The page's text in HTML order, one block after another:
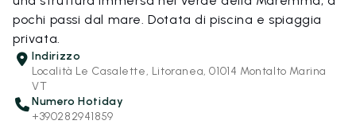
pochi passi dal mare. Dotata di piscina e spiaggia
privata.
Indirizzo
Località Le Casalette, Litoranea, 01014 Montalto Marina
VT
Numero Hotiday
+390282941859